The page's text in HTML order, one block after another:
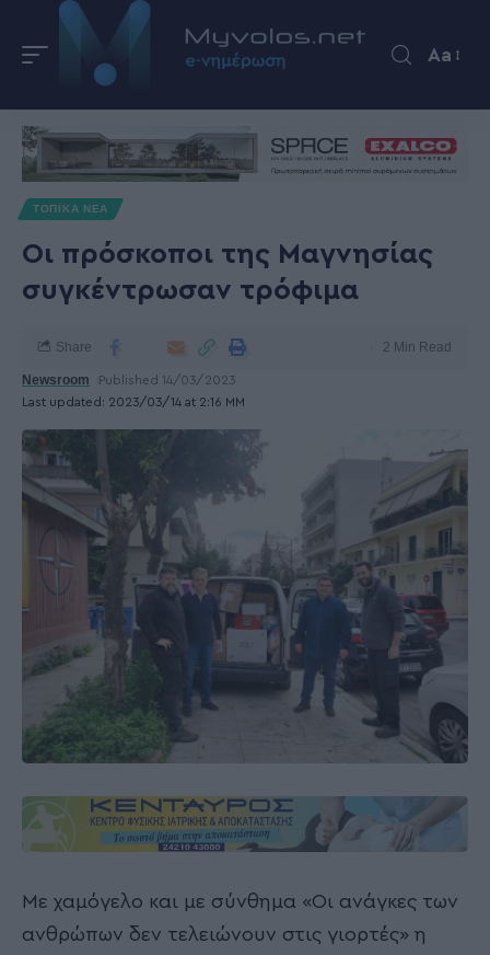
Aa
ΤΟΠΙΚΑ ΝΕΑ
Οι πρόσκοποι της Μαγνησίας
συγκέντρωσαν τρόφιμα
Last updated: 2023/03/14 at 2:16 ΜΜ
Newsroom Published 14/03/2023
Share 2 Min Read
Με χαμόγελο και με σύνθημα «Οι ανάγκες των
ανθρώπων δεν τελειώνουν στις γιορτές» η